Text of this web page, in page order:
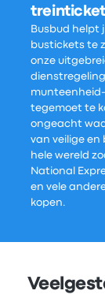
Busbud helpt
bustickets te
onze
tegemoet te
ongeacht
van veilige en
hele wereld
National
en vele
kopen.